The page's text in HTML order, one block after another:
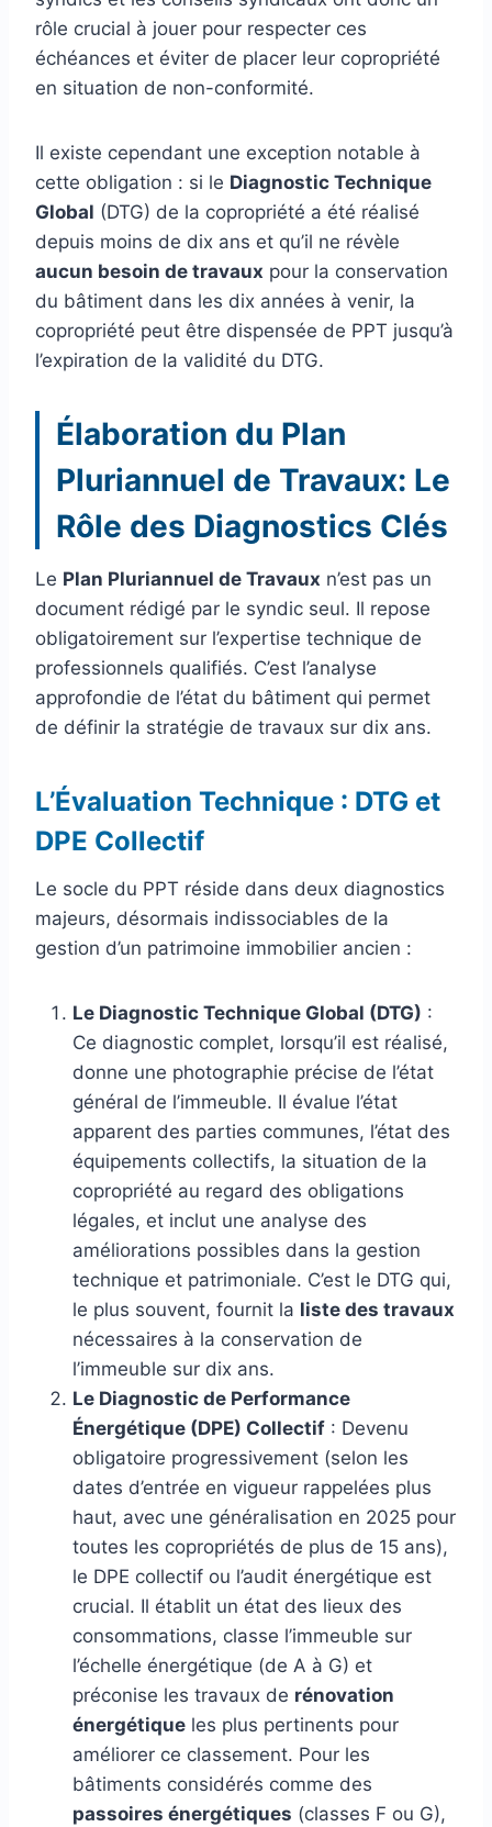
rôle crucial à jouer pour respecter ces
échéances et éviter de placer leur copropriété
en situation de non-conformité.
Il existe cependant une exception notable à
cette obligation : si le Diagnostic Technique
Global (DTG) de la copropriété a été réalisé
depuis moins de dix ans et qu’il ne révèle
aucun besoin de travaux pour la conservation
du bâtiment dans les dix années à venir, la
copropriété peut être dispensée de PPT jusqu’à
l’expiration de la validité du DTG.
Élaboration du Plan
Pluriannuel de Travaux: Le
Rôle des Diagnostics Clés
Le Plan Pluriannuel de Travaux n’est pas un
document rédigé par le syndic seul. Il repose
obligatoirement sur l’expertise technique de
professionnels qualifiés. C’est l’analyse
approfondie de l’état du bâtiment qui permet
de définir la stratégie de travaux sur dix ans.
L’Évaluation Technique : DTG et
DPE Collectif
Le socle du PPT réside dans deux diagnostics
majeurs, désormais indissociables de la
gestion d’un patrimoine immobilier ancien :
Le Diagnostic Technique Global (DTG) :
Ce diagnostic complet, lorsqu’il est réalisé,
donne une photographie précise de l’état
général de l’immeuble. Il évalue l’état
apparent des parties communes, l’état des
équipements collectifs, la situation de la
copropriété au regard des obligations
légales, et inclut une analyse des
améliorations possibles dans la gestion
technique et patrimoniale. C’est le DTG qui,
le plus souvent, fournit la liste des travaux
nécessaires à la conservation de
l’immeuble sur dix ans.
Le Diagnostic de Performance
Énergétique (DPE) Collectif : Devenu
obligatoire progressivement (selon les
dates d’entrée en vigueur rappelées plus
haut, avec une généralisation en 2025 pour
toutes les copropriétés de plus de 15 ans),
le DPE collectif ou l’audit énergétique est
crucial. Il établit un état des lieux des
consommations, classe l’immeuble sur
l’échelle énergétique (de A à G) et
préconise les travaux de rénovation
énergétique les plus pertinents pour
améliorer ce classement. Pour les
bâtiments considérés comme des
passoires énergétiques (classes F ou G),